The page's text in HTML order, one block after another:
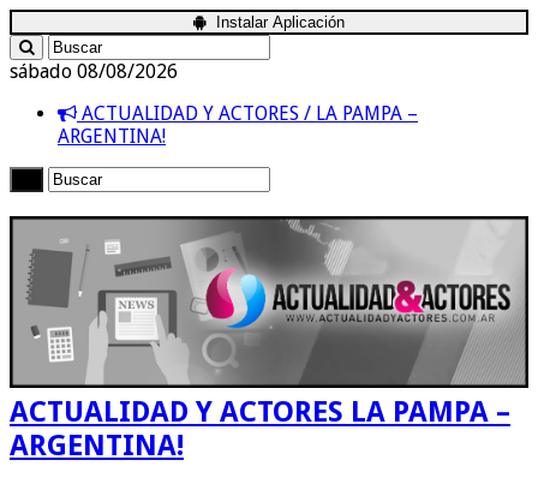
Instalar Aplicación
sábado 08/08/2026
ACTUALIDAD Y ACTORES / LA PAMPA –
ARGENTINA!
ACTUALIDAD Y ACTORES LA PAMPA –
ARGENTINA!